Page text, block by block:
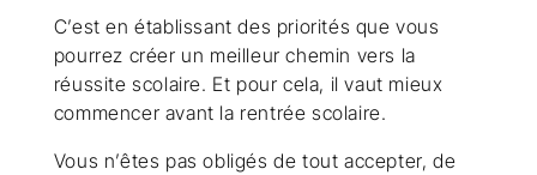
C’est en établissant des priorités que vous
pourrez créer un meilleur chemin vers la
réussite scolaire. Et pour cela, il vaut mieux
commencer avant la rentrée scolaire.
Vous n’êtes pas obligés de tout accepter, de